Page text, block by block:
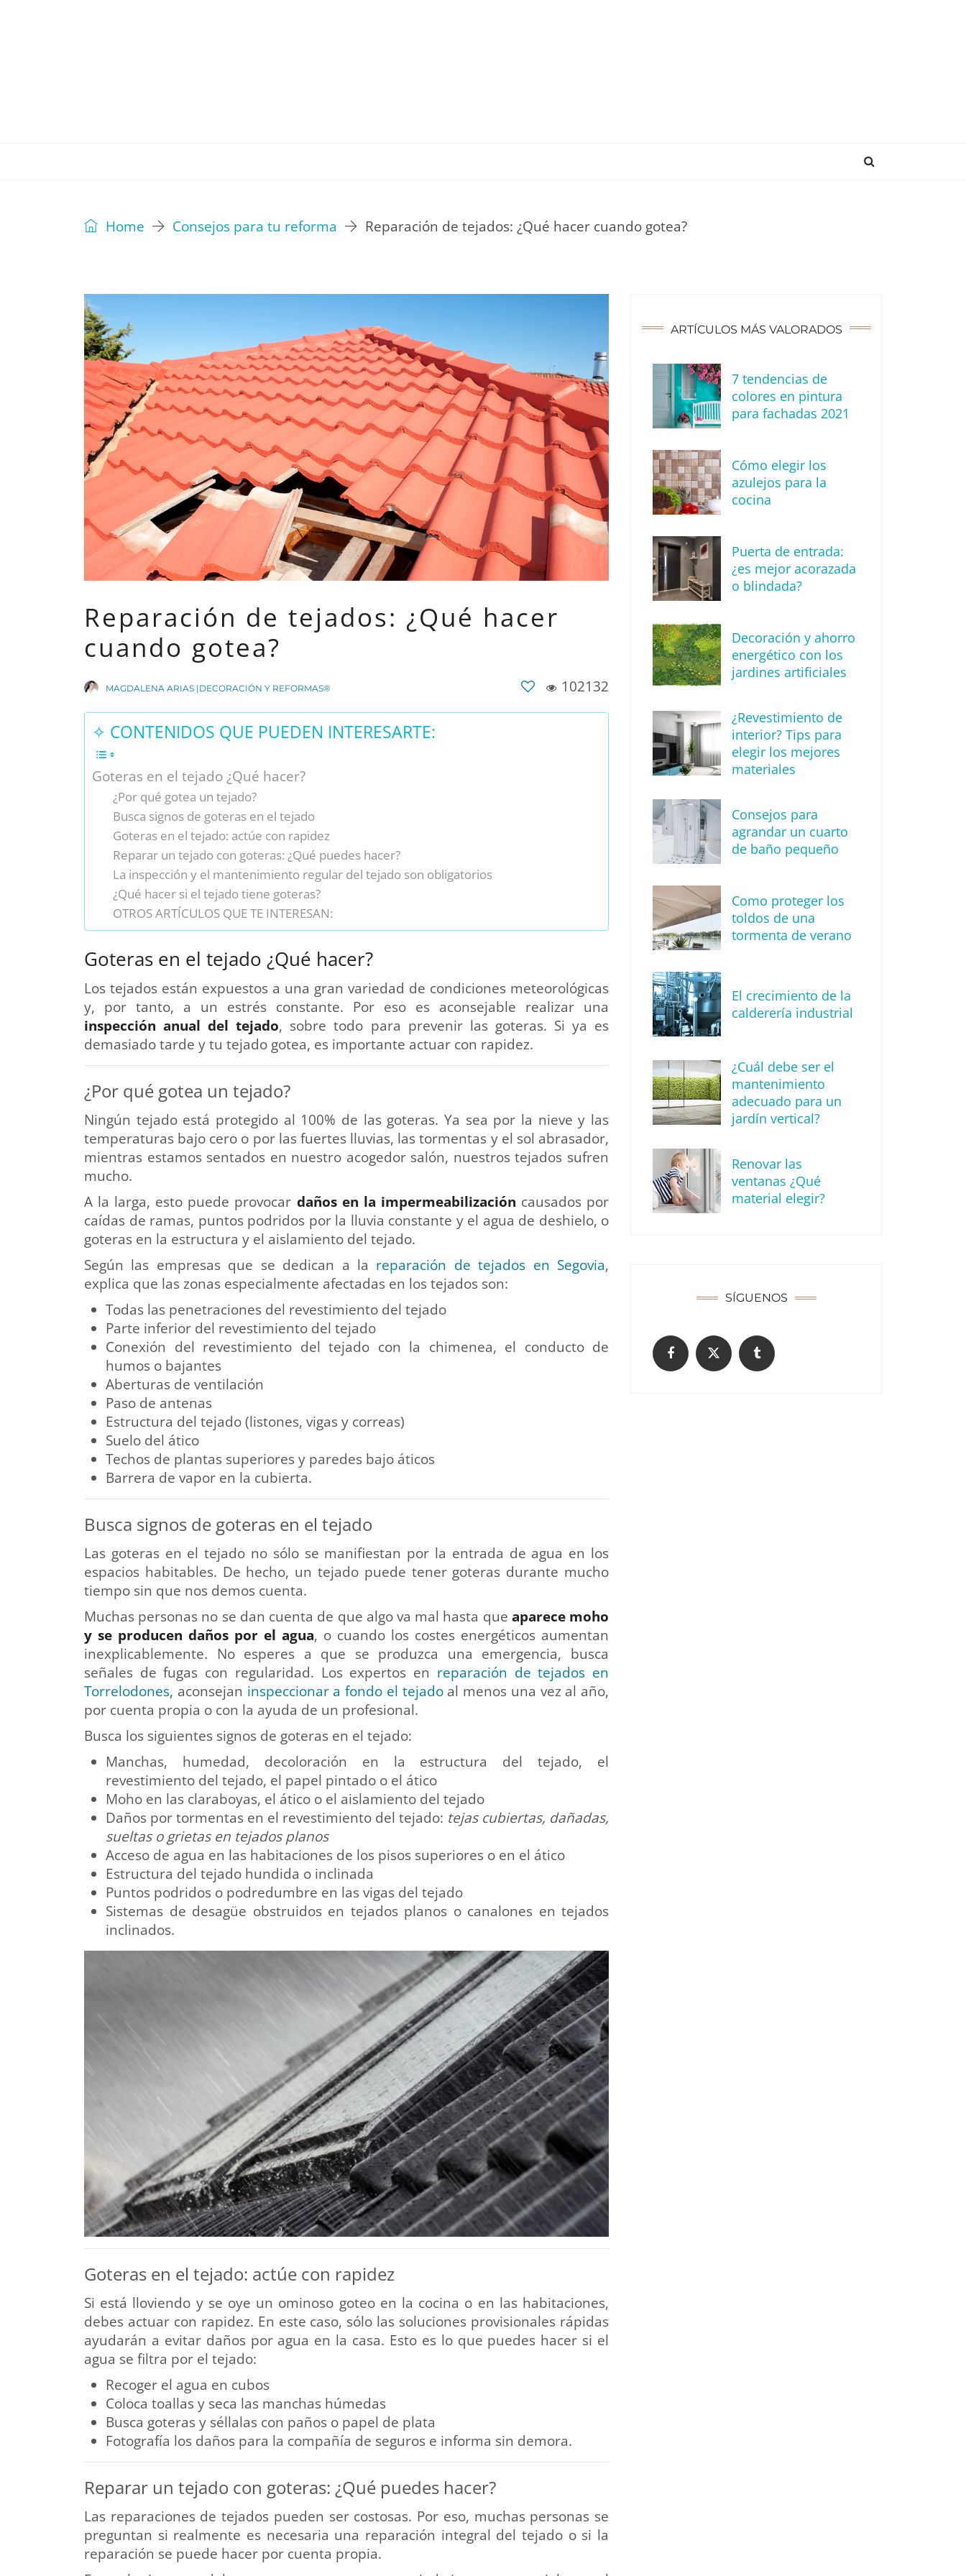
Home Consejos para tu reforma Reparación de tejados: ¿Qué hacer cuando gotea?
Reparación de tejados: ¿Qué hacer
cuando gotea?
MAGDALENA ARIAS |DECORACIÓN Y REFORMAS® 102132
✧ CONTENIDOS QUE PUEDEN INTERESARTE:
Goteras en el tejado ¿Qué hacer?
¿Por qué gotea un tejado?
Busca signos de goteras en el tejado
Goteras en el tejado: actúe con rapidez
Reparar un tejado con goteras: ¿Qué puedes hacer?
La inspección y el mantenimiento regular del tejado son obligatorios
¿Qué hacer si el tejado tiene goteras?
OTROS ARTÍCULOS QUE TE INTERESAN:
Goteras en el tejado ¿Qué hacer?
Los tejados están expuestos a una gran variedad de condiciones meteorológicas
y, por tanto, a un estrés constante. Por eso es aconsejable realizar una
inspección anual del tejado, sobre todo para prevenir las goteras. Si ya es
demasiado tarde y tu tejado gotea, es importante actuar con rapidez.
¿Por qué gotea un tejado?
Ningún tejado está protegido al 100% de las goteras. Ya sea por la nieve y las
temperaturas bajo cero o por las fuertes lluvias, las tormentas y el sol abrasador,
mientras estamos sentados en nuestro acogedor salón, nuestros tejados sufren
mucho.
A la larga, esto puede provocar daños en la impermeabilización causados por
caídas de ramas, puntos podridos por la lluvia constante y el agua de deshielo, o
goteras en la estructura y el aislamiento del tejado.
Según las empresas que se dedican a la reparación de tejados en Segovia,
explica que las zonas especialmente afectadas en los tejados son:
Todas las penetraciones del revestimiento del tejado
Parte inferior del revestimiento del tejado
Conexión del revestimiento del tejado con la chimenea, el conducto de
humos o bajantes
Aberturas de ventilación
Paso de antenas
Estructura del tejado (listones, vigas y correas)
Suelo del ático
Techos de plantas superiores y paredes bajo áticos
Barrera de vapor en la cubierta.
Busca signos de goteras en el tejado
Las goteras en el tejado no sólo se manifiestan por la entrada de agua en los
espacios habitables. De hecho, un tejado puede tener goteras durante mucho
tiempo sin que nos demos cuenta.
Muchas personas no se dan cuenta de que algo va mal hasta que aparece moho
y se producen daños por el agua, o cuando los costes energéticos aumentan
inexplicablemente. No esperes a que se produzca una emergencia, busca
señales de fugas con regularidad. Los expertos en reparación de tejados en
Torrelodones, aconsejan inspeccionar a fondo el tejadoal menos una vez al año,
por cuenta propia o con la ayuda de un profesional.
Busca los siguientes signos de goteras en el tejado:
Manchas, humedad, decoloración en la estructura del tejado, el
revestimiento del tejado, el papel pintado o el ático
Moho en las claraboyas, el ático o el aislamiento del tejado
Daños por tormentas en el revestimiento del tejado: tejas cubiertas, dañadas,
sueltas o grietas en tejados planos
Acceso de agua en las habitaciones de los pisos superiores o en el ático
Estructura del tejado hundida o inclinada
Puntos podridos o podredumbre en las vigas del tejado
Sistemas de desagüe obstruidos en tejados planos o canalones en tejados
inclinados.
Goteras en el tejado: actúe con rapidez
Si está lloviendo y se oye un ominoso goteo en la cocina o en las habitaciones,
debes actuar con rapidez. En este caso, sólo las soluciones provisionales rápidas
ayudarán a evitar daños por agua en la casa. Esto es lo que puedes hacer si el
agua se filtra por el tejado:
Recoger el agua en cubos
Coloca toallas y seca las manchas húmedas
Busca goteras y séllalas con paños o papel de plata
Fotografía los daños para la compañía de seguros e informa sin demora.
Reparar un tejado con goteras: ¿Qué puedes hacer?
Las reparaciones de tejados pueden ser costosas. Por eso, muchas personas se
preguntan si realmente es necesaria una reparación integral del tejado o si la
reparación se puede hacer por cuenta propia.
ARTÍCULOS MÁS VALORADOS
7 tendencias de
colores en pintura
para fachadas 2021
Cómo elegir los
azulejos para la
cocina
Puerta de entrada:
¿es mejor acorazada
o blindada?
Decoración y ahorro
energético con los
jardines artificiales
¿Revestimiento de
interior? Tips para
elegir los mejores
materiales
Consejos para
agrandar un cuarto
de baño pequeño
Como proteger los
toldos de una
tormenta de verano
El crecimiento de la
calderería industrial
¿Cuál debe ser el
mantenimiento
adecuado para un
jardín vertical?
Renovar las
ventanas ¿Qué
material elegir?
SÍGUENOS